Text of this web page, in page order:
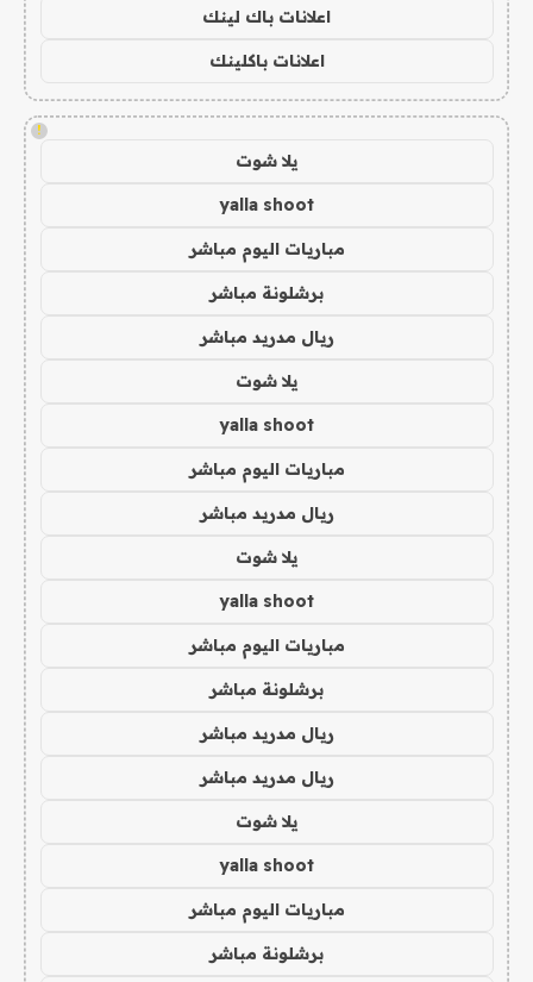
اعلانات باك لينك
اعلانات باكلينك
!
يلا شوت
yalla shoot
مباريات اليوم مباشر
برشلونة مباشر
ريال مدريد مباشر
يلا شوت
yalla shoot
مباريات اليوم مباشر
ريال مدريد مباشر
يلا شوت
yalla shoot
مباريات اليوم مباشر
برشلونة مباشر
ريال مدريد مباشر
ريال مدريد مباشر
يلا شوت
yalla shoot
مباريات اليوم مباشر
برشلونة مباشر